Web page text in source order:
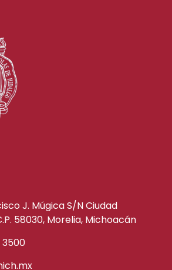
J. Múgica S/N Ciudad
58030, Morelia, Michoacán